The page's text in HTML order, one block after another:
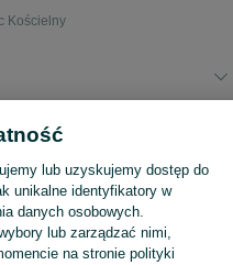
Kościelny
Skorzystaj z największego serwisu ogłoszeniowego - Juchnowiec Kościelny i okolice! Kupuj to, czego pragniesz i sprzedawaj to, czego już nie potrzebujesz!
lub uzyskujemy dostęp do
unikalne identyfikatory w
danych osobowych.
lub zarządzać nimi,
na stronie polityki